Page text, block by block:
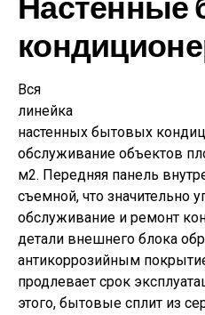
Вся
линейка
настенных бытовых
обслуживание объектов
м2. Передняя панель
съемной, что значительно
обслуживание и ремонт
детали внешнего блока
антикоррозийным
продлевает срок
этого, бытовые сплит из